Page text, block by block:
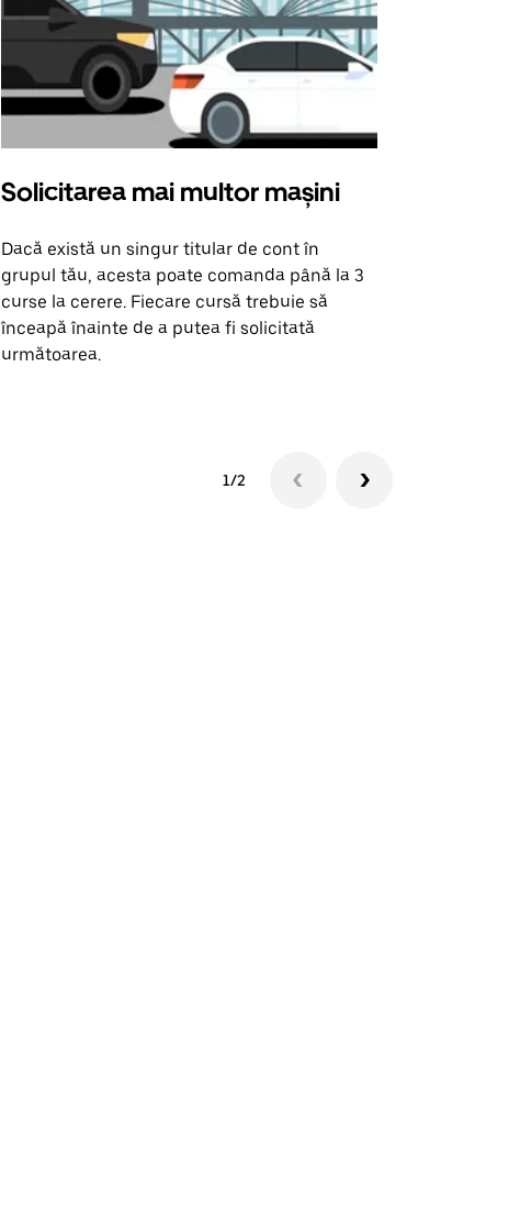
Solicitarea mai multor mașini
Dacă există un singur titular de cont în
grupul tău, acesta poate comanda până la 3
curse la cerere. Fiecare cursă trebuie să
înceapă înainte de a putea fi solicitată
următoarea.
1/2